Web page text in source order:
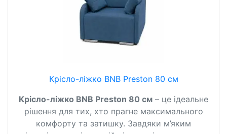
Крісло-ліжко BNB Preston 80 см
Крісло-ліжко BNB Preston 80 см – це ідеальне
рішення для тих, хто прагне максимального
комфорту та затишку. Завдяки м’яким